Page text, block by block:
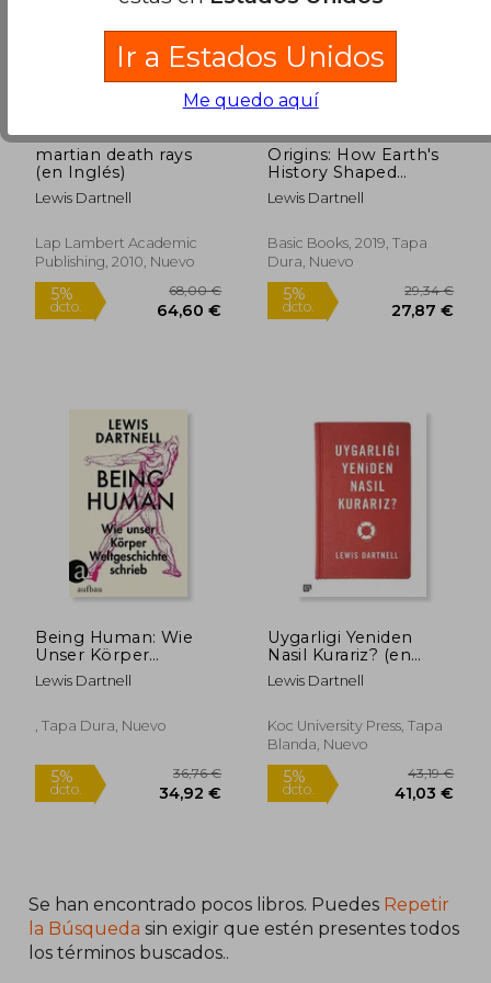
dcto. 22,02 € dcto.
martian death rays
(en Inglés)
Lewis Dartnell
Lap Lambert Academic
Publishing, 2010, Nuevo
5%
dcto. 64,60 €
Origins: How Earth's
History Shaped
Human History (en
Inglés)
Lewis Dartnell
Basic Books, 2019, Tapa
Dura, Nuevo
5%
dcto. 27,87
Being Human: Wie
Unser Körper
Weltgeschichte
Schrieb (en Alemán)
Lewis Dartnell
, Tapa Dura, Nuevo
Uygarligi Yeniden
Nasil Kurariz? (en
Turco)
Lewis Dartnell
Koc University Press, Tapa
Blanda, Nuevo
Se han encontrado pocos libros. Puedes Repetir
la Búsqueda sin exigir que estén presentes todos
los términos buscados..
Ir a Estados Unidos
Me quedo aquí